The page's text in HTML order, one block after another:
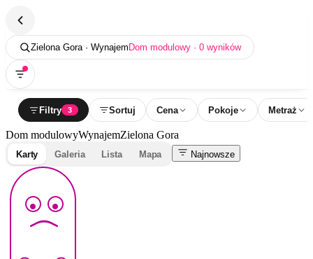
Zielona Gora · Wynajem Dom modulowy · 0 wyników
Filtry 3 Sortuj Cena Pokoje Metraż
Dom modulowyWynajemZielona Gora
Karty Galeria Lista Mapa Najnowsze